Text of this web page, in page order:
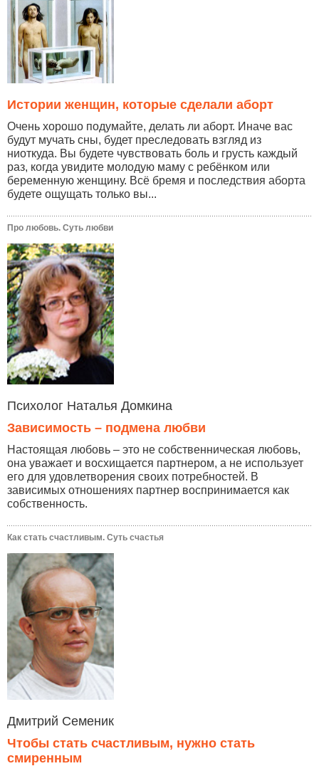
Истории женщин, которые сделали аборт
Очень хорошо подумайте, делать ли аборт. Иначе вас
будут мучать сны, будет преследовать взгляд из
ниоткуда. Вы будете чувствовать боль и грусть каждый
раз, когда увидите молодую маму с ребёнком или
беременную женщину. Всё бремя и последствия аборта
будете ощущать только вы...
Про любовь. Суть любви
Психолог Наталья Домкина
Зависимость – подмена любви
Настоящая любовь – это не собственническая любовь,
она уважает и восхищается партнером, а не использует
его для удовлетворения своих потребностей. В
зависимых отношениях партнер воспринимается как
собственность.
Как стать счастливым. Суть счастья
Дмитрий Семеник
Чтобы стать счастливым, нужно стать
смиренным